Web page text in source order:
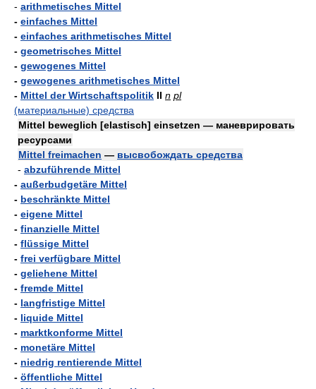
- arithmetisches Mittel
- einfaches Mittel
- einfaches arithmetisches Mittel
- geometrisches Mittel
- gewogenes Mittel
- gewogenes arithmetisches Mittel
- Mittel der Wirtschaftspolitik II n pl
(материальные) средства
Mittel beweglich [elastisch] einsetzen — маневрировать
ресурсами
Mittel freimachen — высвобождать средства
- abzuführende Mittel
- außerbudgetäre Mittel
- beschränkte Mittel
- eigene Mittel
- finanzielle Mittel
- flüssige Mittel
- frei verfügbare Mittel
- geliehene Mittel
- fremde Mittel
- langfristige Mittel
- liquide Mittel
- marktkonforme Mittel
- monetäre Mittel
- niedrig rentierende Mittel
- öffentliche Mittel